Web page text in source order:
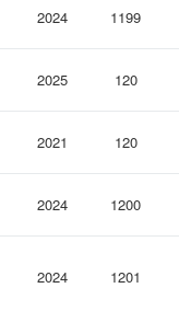
2024 1199
2025 120
2021 120
2024 1200
2024 1201